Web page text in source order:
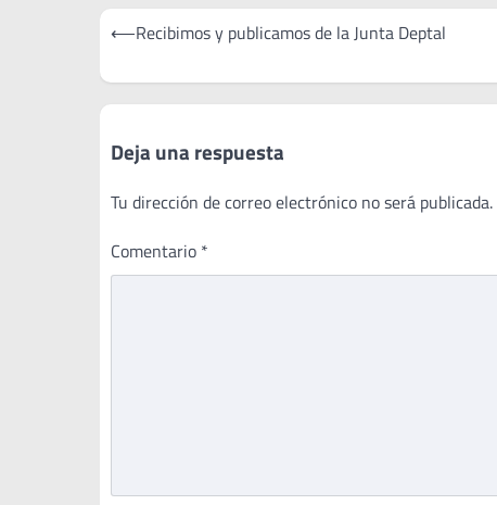
Navegación
entradas
⟵Recibimos y publicamos de la Junta Deptal
Deja una respuesta
Tu dirección de correo electrónico no será publicada.
Comentario *